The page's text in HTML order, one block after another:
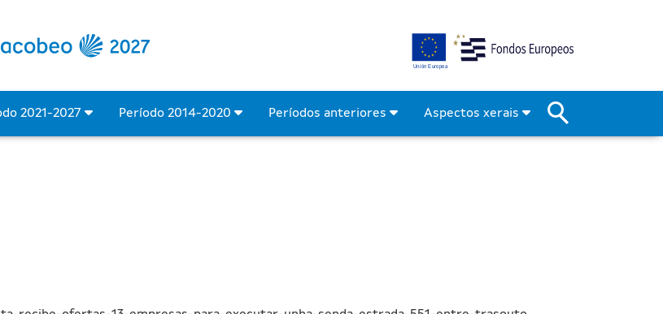
para executar unha senda na
2021-2027 Período 2014-2020 Períodos anteriores Aspectos xerais